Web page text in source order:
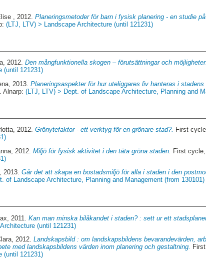
, 2012.Planeringsmetoder för barn i fysisk planering - en studie
(LTJ, LTV) > Landscape Architecture (until 121231)
, 2012.Den mångfunktionella skogen – förutsättningar och möjligheter.
(until 121231)
, 2013.Planeringsaspekter för hur uteliggares liv hanteras i
Alnarp:(LTJ, LTV) > Dept. of Landscape Architecture, Planning and
, 2012.Grönytefaktor - ett verktyg för en grönare stad?. First
, 2012.Miljö för fysisk aktivitet i den täta gröna staden. First
, 2013.Går det att skapa en bostadsmiljö för alla i staden i den
of Landscape Architecture, Planning and Management (from 130101)
, 2011.Kan man minska bilåkandet i staden? : sett ur ett
(until 121231)
, 2012.Landskapsbild : om landskapsbildens bevarandevärden,
med landskapsbildens värden inom planering och gestaltning.
(until 121231)